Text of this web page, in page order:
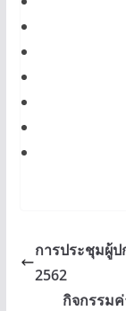
การประชุมผู้ป
2562
กิจกรรมค่